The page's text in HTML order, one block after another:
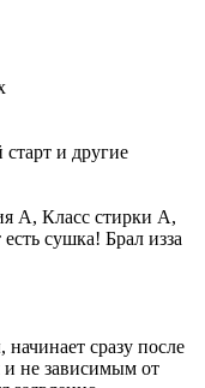
и другие
А, Класс стирки А,
сушка! Брал изза
сразу после
не зависимым от